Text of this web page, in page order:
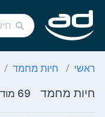
ראשי חיות מחמד
חיות מחמד 69 מודעות